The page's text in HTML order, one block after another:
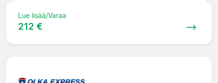
Lue lisää/Varaa
212 €